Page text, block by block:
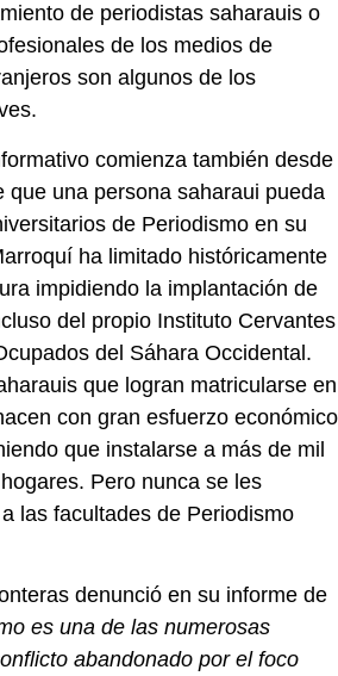
de periodistas saharauis o
de los medios de
son algunos de los
comienza también desde
que una persona saharaui pueda
de Periodismo en su
ha limitado históricamente
impidiendo la implantación de
del propio Instituto Cervantes
del Sáhara Occidental.
que logran matricularse en
con gran esfuerzo económico
que instalarse a más de mil
Pero nunca se les
las facultades de Periodismo
denunció en su informe de
es una de las numerosas
abandonado por el foco